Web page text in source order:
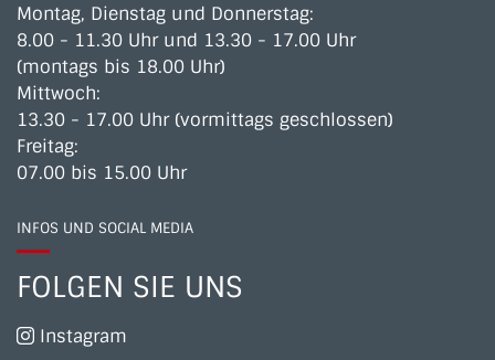
Montag, Dienstag und Donnerstag:
8.00 - 11.30 Uhr und 13.30 - 17.00 Uhr
(montags bis 18.00 Uhr)
Mittwoch:
13.30 - 17.00 Uhr (vormittags geschlossen)
Freitag:
07.00 bis 15.00 Uhr
INFOS UND SOCIAL MEDIA
FOLGEN SIE UNS
Instagram